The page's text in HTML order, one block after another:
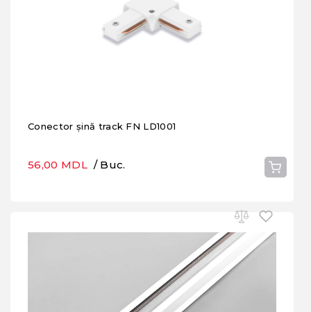
Conector șină track FN LD1001
56,00 MDL / Buc.